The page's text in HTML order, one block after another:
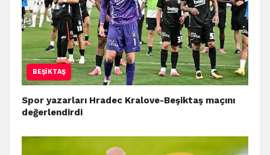
BEŞIKTAŞ
Spor yazarları Hradec Kralove-Beşiktaş maçını
değerlendirdi